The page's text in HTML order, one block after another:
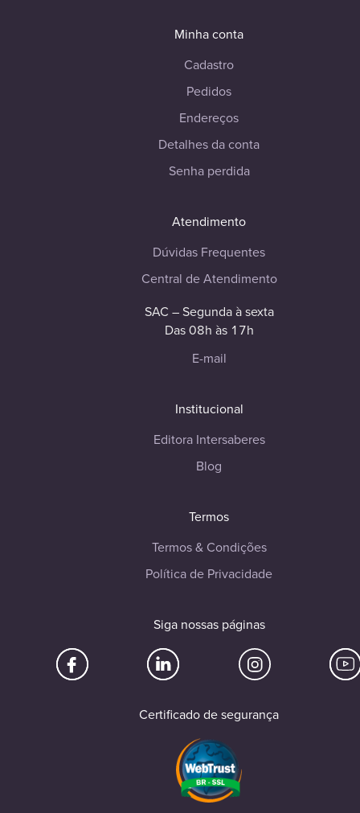
Minha conta
Cadastro
Pedidos
Endereços
Detalhes da conta
Senha perdida
Atendimento
Dúvidas Frequentes
Central de Atendimento
SAC – Segunda à sexta
Das 08h às 17h
E-mail
Institucional
Editora Intersaberes
Blog
Termos
Termos & Condições
Política de Privacidade
Siga nossas páginas
Certificado de segurança